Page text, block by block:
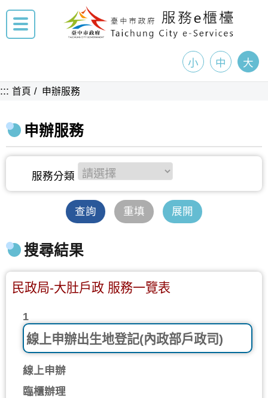
小 中 大
::: 首頁 申辦服務
申辦服務
查詢 重填 展開
搜尋結果
民政局-大肚戶政 服務一覽表
1
線上申辦出生地登記(內政部戶政司)
線上申辦
臨櫃辦理